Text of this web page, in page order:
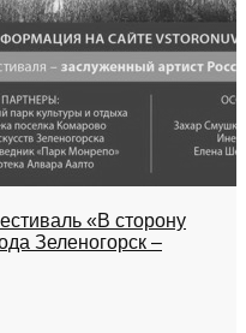
«В сторону
Зеленогорск –